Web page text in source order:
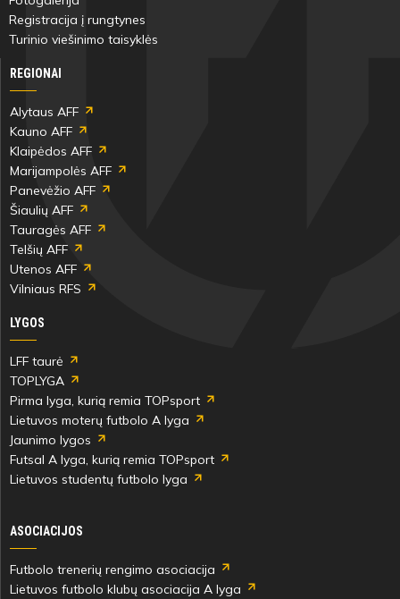
Registracija į rungtynes
Turinio viešinimo taisyklės
REGIONAI
Alytaus AFF
Kauno AFF
Klaipėdos AFF
Marijampolės AFF
Panevėžio AFF
Šiaulių AFF
Tauragės AFF
Telšių AFF
Utenos AFF
Vilniaus RFS
LYGOS
LFF taurė
TOPLYGA
Pirma lyga, kurią remia TOPsport
Lietuvos moterų futbolo A lyga
Jaunimo lygos
Futsal A lyga, kurią remia TOPsport
Lietuvos studentų futbolo lyga
ASOCIACIJOS
Futbolo trenerių rengimo asociacija
Lietuvos futbolo klubų asociacija A lyga